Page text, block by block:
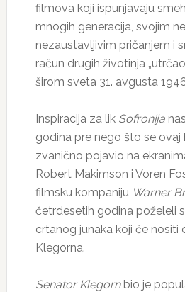
filmova koji ispunjavaju
mnogih generacija, svojim
nezaustavljivim pričanjem i
račun drugih životinja
širom sveta 31. avgusta
Inspiracija za lik Sofronija
godina pre nego što se
zvanično pojavio na
Robert Makimson i Voren
filmsku kompaniju Warner
četrdesetih godina poželeli
crtanog junaka koji će nositi
Klegorna.
Senator Klegornbio je